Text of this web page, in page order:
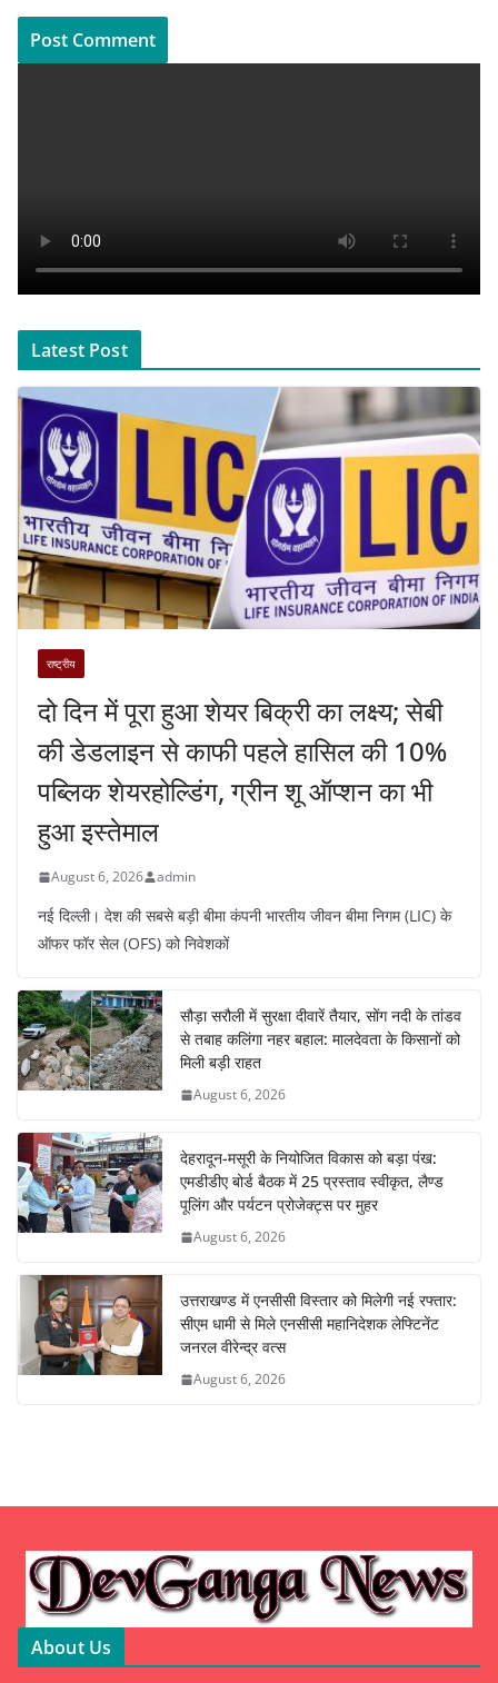
Latest Post
राष्ट्रीय
दो दिन में पूरा हुआ शेयर बिक्री का लक्ष्य; सेबी
की डेडलाइन से काफी पहले हासिल की 10%
पब्लिक शेयरहोल्डिंग, ग्रीन शू ऑप्शन का भी
हुआ इस्तेमाल
August 6, 2026 admin
नई दिल्ली। देश की सबसे बड़ी बीमा कंपनी भारतीय जीवन बीमा निगम (LIC) के
ऑफर फॉर सेल (OFS) को निवेशकों
सौड़ा सरौली में सुरक्षा दीवारें तैयार, सोंग नदी के तांडव
से तबाह कलिंगा नहर बहाल: मालदेवता के किसानों को
मिली बड़ी राहत
August 6, 2026
देहरादून-मसूरी के नियोजित विकास को बड़ा पंख:
एमडीडीए बोर्ड बैठक में 25 प्रस्ताव स्वीकृत, लैण्ड
पूलिंग और पर्यटन प्रोजेक्ट्स पर मुहर
August 6, 2026
उत्तराखण्ड में एनसीसी विस्तार को मिलेगी नई रफ्तार:
सीएम धामी से मिले एनसीसी महानिदेशक लेफ्टिनेंट
जनरल वीरेन्द्र वत्स
August 6, 2026
About Us